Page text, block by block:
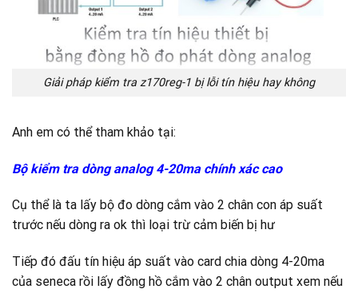
Giải pháp kiểm tra z170reg-1 bị lỗi tín hiệu hay không
Anh em có thể tham khảo tại:
Bộ kiểm tra dòng analog 4-20ma chính xác cao
Cụ thể là ta lấy bộ đo dòng cắm vào 2 chân con áp suất
trước nếu dòng ra ok thì loại trừ cảm biến bị hư
Tiếp đó đấu tín hiệu áp suất vào card chia dòng 4-20ma
của seneca rồi lấy đồng hồ cắm vào 2 chân output xem nếu